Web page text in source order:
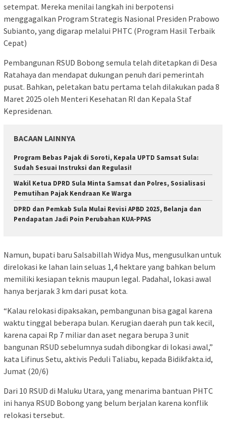
setempat. Mereka menilai langkah ini berpotensi
menggagalkan Program Strategis Nasional Presiden Prabowo
Subianto, yang digarap melalui PHTC (Program Hasil Terbaik
Cepat)
Pembangunan RSUD Bobong semula telah ditetapkan di Desa
Ratahaya dan mendapat dukungan penuh dari pemerintah
pusat. Bahkan, peletakan batu pertama telah dilakukan pada 8
Maret 2025 oleh Menteri Kesehatan RI dan Kepala Staf
Kepresidenan.
BACAAN LAINNYA
Program Bebas Pajak di Soroti, Kepala UPTD Samsat Sula:
Sudah Sesuai Instruksi dan Regulasi!
Wakil Ketua DPRD Sula Minta Samsat dan Polres, Sosialisasi
Pemutihan Pajak Kendraan Ke Warga
DPRD dan Pemkab Sula Mulai Revisi APBD 2025, Belanja dan
Pendapatan Jadi Poin Perubahan KUA-PPAS
Namun, bupati baru Salsabillah Widya Mus, mengusulkan untuk
direlokasi ke lahan lain seluas 1,4 hektare yang bahkan belum
memiliki kesiapan teknis maupun legal. Padahal, lokasi awal
hanya berjarak 3 km dari pusat kota.
“Kalau relokasi dipaksakan, pembangunan bisa gagal karena
waktu tinggal beberapa bulan. Kerugian daerah pun tak kecil,
karena capai Rp 7 miliar dan aset negara berupa 3 unit
bangunan RSUD sebelumnya sudah dibongkar di lokasi awal,”
kata Lifinus Setu, aktivis Peduli Taliabu, kepada Bidikfakta.id,
Jumat (20/6)
Dari 10 RSUD di Maluku Utara, yang menarima bantuan PHTC
ini hanya RSUD Bobong yang belum berjalan karena konflik
relokasi tersebut.